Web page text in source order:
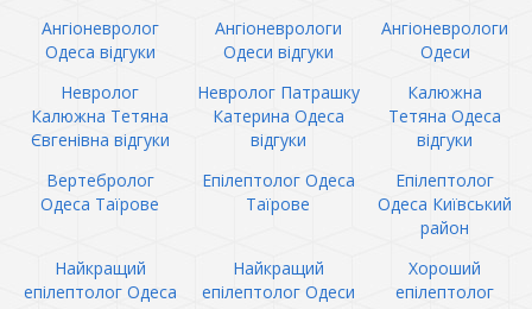
Ангіоневролог
Одеса відгуки
Ангіоневрологи
Одеси відгуки
Ангіоневрологи
Одеси
Невролог
Калюжна Тетяна
Євгенівна відгуки
Невролог Патрашку
Катерина Одеса
відгуки
Калюжна
Тетяна Одеса
відгуки
Вертебролог
Одеса Таїрове
Епілептолог Одеса
Таїрове
Епілептолог
Одеса Київський
район
Найкращий
епілептолог Одеса
Найкращий
епілептолог Одеси
Хороший
епілептолог